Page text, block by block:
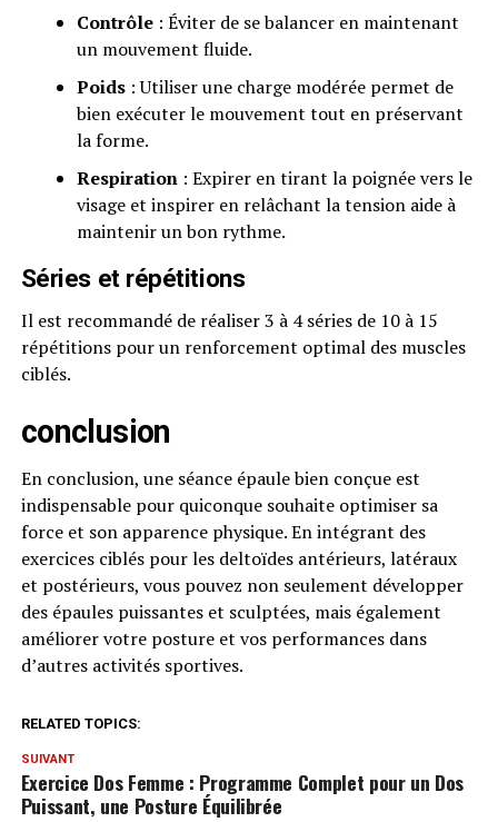
Contrôle: Éviter de se balancer en maintenant
un mouvement fluide.
Poids: Utiliser une charge modérée permet de
bien exécuter le mouvement tout en préservant
la forme.
Respiration: Expirer en tirant la poignée vers le
visage et inspirer en relâchant la tension aide à
maintenir un bon rythme.
Séries et répétitions
Il est recommandé de réaliser 3 à 4 séries de 10 à 15
répétitions pour un renforcement optimal des muscles
ciblés.
conclusion
En conclusion, une séance épaule bien conçue est
indispensable pour quiconque souhaite optimiser sa
force et son apparence physique. En intégrant des
exercices ciblés pour les deltoïdes antérieurs, latéraux
et postérieurs, vous pouvez non seulement développer
des épaules puissantes et sculptées, mais également
améliorer votre posture et vos performances dans
d’autres activités sportives.
RELATED TOPICS:
SUIVANT
Exercice Dos Femme : Programme Complet pour un Dos
Puissant, une Posture Équilibrée